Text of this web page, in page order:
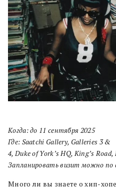
Когда: до 11 сентября 2025
Где: Saatchi Gallery, Galleries 3 &
4, Duke of York’s HQ, King’s
Запланировать визит можно по
Много ли вы знаете о хип-